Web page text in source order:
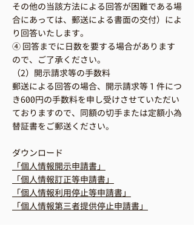
その他の当該方法による回答が困難である場
合にあっては、郵送による書面の交付）によ
り回答いたします。
④ 回答までに日数を要する場合があります
ので、ご了承ください。
（2）開示請求等の手数料
郵送による回答の場合、開示請求等１件につ
き600円の手数料を申し受けさせていただい
ておりますので、同額の切手または定額小為
替証書をご郵送ください。
ダウンロード
「個人情報開示申請書」
「個人情報訂正等申請書」
「個人情報利用停止等申請書」
「個人情報第三者提供停止申請書」